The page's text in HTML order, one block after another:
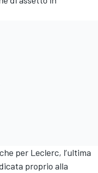
per Leclerc, l’ultima
proprio alla